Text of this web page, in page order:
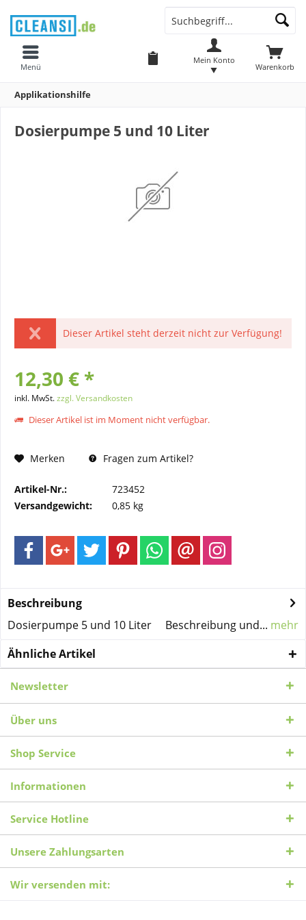
Warenkorb
Mein Konto
Menü
Applikationshilfe
Dosierpumpe 5 und 10 Liter
Dieser Artikel steht derzeit nicht zur Verfügung!
12,30 € *
inkl. MwSt.zzgl. Versandkosten
Dieser Artikel ist im Moment nicht verfügbar.
Merken Fragen zum Artikel?
Artikel-Nr.:
723452
Versandgewicht:
0,85 kg
Beschreibung
Dosierpumpe 5 und 10 Liter Beschreibung und... mehr
Ähnliche Artikel
Newsletter
Über uns
Shop Service
Informationen
Service Hotline
Unsere Zahlungsarten
Wir versenden mit: